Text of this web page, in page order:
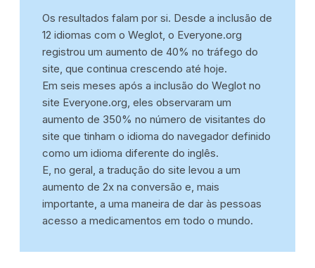
Os resultados falam por si. Desde a inclusão de
12 idiomas com o Weglot, o Everyone.org
registrou um aumento de 40% no tráfego do
site, que continua crescendo até hoje.
Em seis meses após a inclusão do Weglot no
site Everyone.org, eles observaram um
aumento de 350% no número de visitantes do
site que tinham o idioma do navegador definido
como um idioma diferente do inglês.
E, no geral, a tradução do site levou a um
aumento de 2x na conversão e, mais
importante, a uma maneira de dar às pessoas
acesso a medicamentos em todo o mundo.